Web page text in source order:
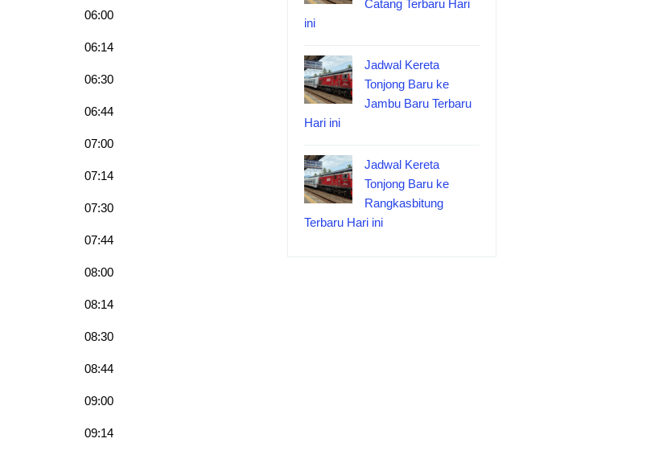
06:00
06:14
06:30
06:44
07:00
07:14
07:30
07:44
08:00
08:14
08:30
08:44
09:00
09:14
Catang Terbaru Hari
ini
Jadwal Kereta
Tonjong Baru ke
Jambu Baru Terbaru
Hari ini
Jadwal Kereta
Tonjong Baru ke
Rangkasbitung
Terbaru Hari ini